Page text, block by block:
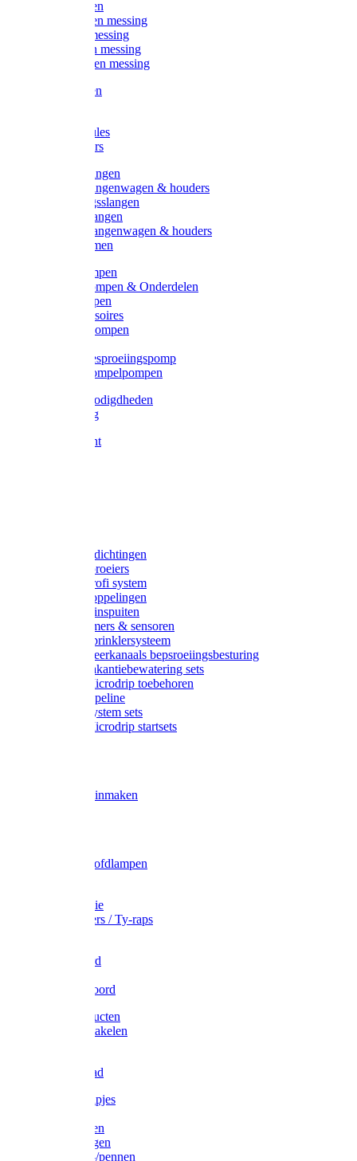
Kogelkranen
Koppelingen messing
Sproeiers messing
Tuinspuiten messing
Slangstukken messing
Handspuiten
Kunststoftules
Regenmeters
Overige slangen
Overige slangenwagen & houders
Beregeningsslangen
Gardena slangen
Gardena slangenwagen & houders
Slangklemmen
Leader pompen
Zwengelpompen & Onderdelen
Ebara pompen
Pompaccessoires
Excellent pompen
Gardena besproeiingspomp
Gardena dompelpompen
Tyleen benodigdheden
Tyleenslang
Lange bocht
Gardena afdichtingen
Gardena sproeiers
Gardena Profi system
Gardena koppelingen
Gardena tuinspuiten
Gardena timers & sensoren
Gardena Sprinklersysteem
Gardena meerkanaals bepsroeiingsbesturing
Gardena vakantiebewatering sets
Gardena Microdrip toebehoren
Gardena Pipeline
Gardena System sets
Gardena Microdrip startsets
Wecken & inmaken
Zak- & Hoofdlampen
Tape en folie
Kabelbinders / Ty-raps
Metselkoord
Elastisch koord
Afdekproducten
Heffen en takelen
Waslijndraad
Simplexknipjes
Sleutelringen
Gelaste ringen
Borgveren-/pennen